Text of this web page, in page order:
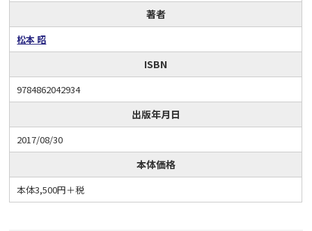
著者
松本 昭
ISBN
9784862042934
出版年月日
2017/08/30
本体価格
本体3,500円＋税